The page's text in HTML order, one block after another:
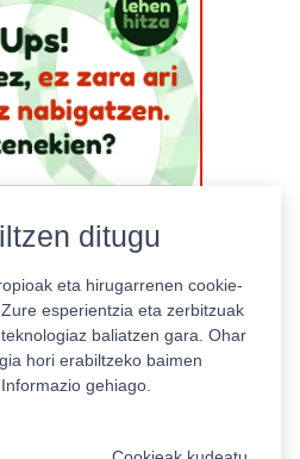
Estatistikak
ditugu
eta hirugarrenen cookie-
esperientzia eta zerbitzuak
baliatzen gara. Ohar
hori erabiltzeko baimen
Informazio gehiago.